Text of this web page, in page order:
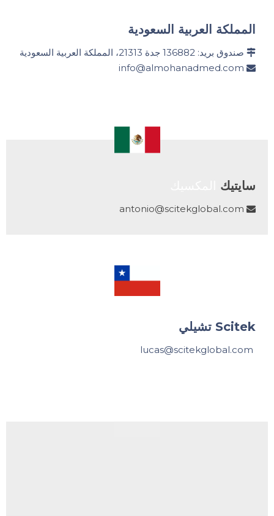
المملكة العربية السعودية
 ​​​​​​ صندوق بريد: 136882 جدة 21313، المملكة العربية السعودية

سايتيك

Scitek تشيلي